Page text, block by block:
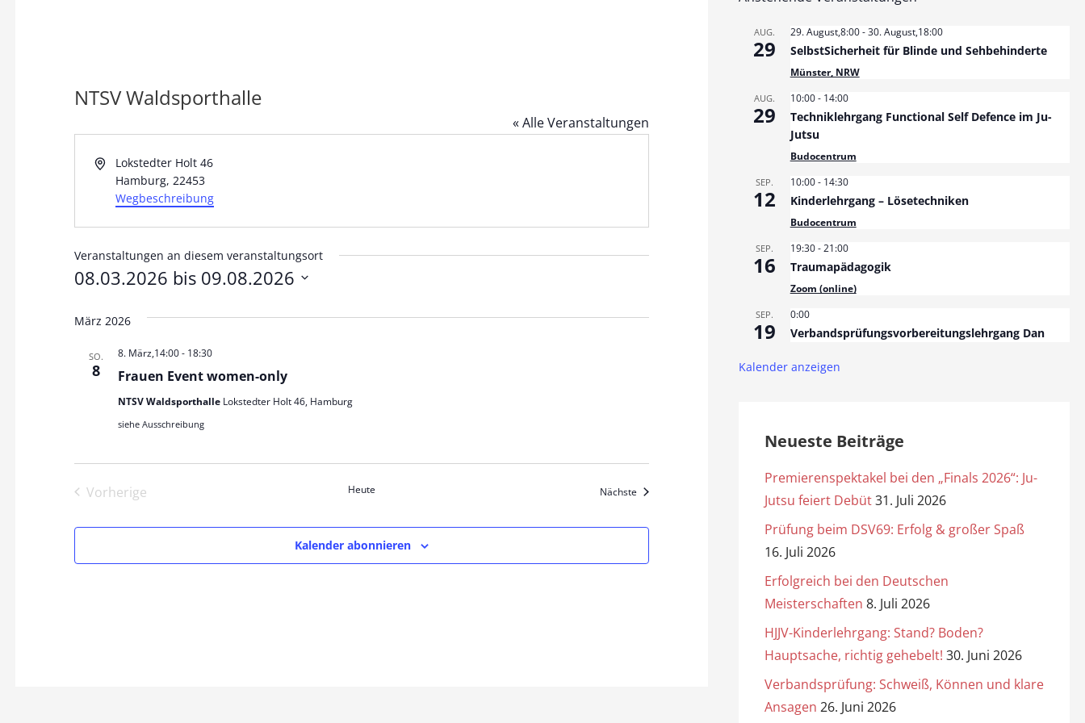
NTSV Waldsporthalle
« Alle Veranstaltungen
A
s
s
Lokstedter Holt 46
Hamburg, 22453
Wegbeschreibung
Veranstaltungen an diesem veranstaltungsort
08.03.2026 bis 09.08.2026
a
h
n
März 2026
SO.
8 Frauen Event women-only
8. März,14:00- 18:30
NTSV Waldsporthalle Lokstedter Holt 46, Hamburg
siehe Ausschreibung
Vorherige Heute NächsteVeranstaltungen
Kalender abonnieren
AUG.
29
29. August,8:00-30. August,18:00
SelbstSicherheit für Blinde und Sehbehinderte
Münster, NRW
AUG.
29
10:00- 14:00
Techniklehrgang Functional Self Defence im Ju-
Jutsu
Budocentrum
SEP.
12
10:00- 14:30
Kinderlehrgang – Lösetechniken
Budocentrum
SEP.
16
19:30-21:00
Traumapädagogik
Zoom (online)
SEP.
19
0:00
Verbandsprüfungsvorbereitungslehrgang Dan
Kalender anzeigen
Neueste Beiträge
Premierenspektakel bei den „Finals 2026“: Ju-
Jutsu feiert Debüt31. Juli 2026
Prüfung beim DSV69: Erfolg & großer Spaß
16. Juli 2026
Erfolgreich bei den Deutschen
Meisterschaften 8. Juli 2026
HJJV-Kinderlehrgang: Stand? Boden?
Hauptsache, richtig gehebelt! 30. Juni 2026
Verbandsprüfung: Schweiß, Können und klare
Ansagen 26. Juni 2026